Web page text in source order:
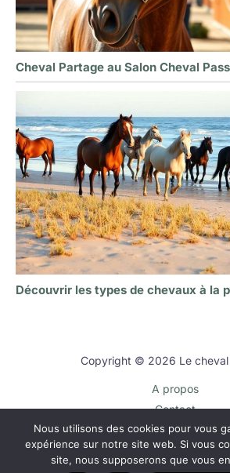
Cheval Partage au Salon Cheval
Découvrir les types de chevaux à la
Copyright © 2026 Le cheval
A propos
Contact
Plan du site
Mentions légales
Politique de
Nous utilisons des cookies pour vous
expérience sur notre site web. Si vous
site, nous supposerons que vous